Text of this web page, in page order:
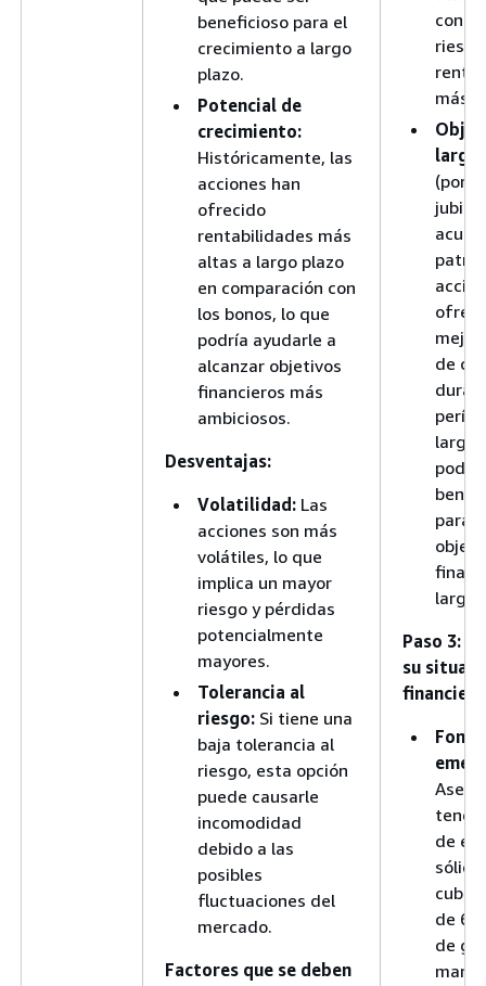
beneficioso para el
crecimiento a largo
plazo.
Potencial de
crecimiento:
Históricamente, las
acciones han
ofrecido
rentabilidades más
altas a largo plazo
en comparación con
los bonos, lo que
podría ayudarle a
alcanzar objetivos
financieros más
ambiciosos.
Desventajas:
Volatilidad: Las
acciones son más
volátiles, lo que
implica un mayor
riesgo y pérdidas
potencialmente
mayores.
Tolerancia al
riesgo: Si tiene una
baja tolerancia al
riesgo, esta opción
puede causarle
incomodidad
debido a las
posibles
fluctuaciones del
mercado.
Factores que se deben
con
más
largo
(por
mejor
de
para
largo
Paso 3:
su
tener
de
cubrir
de 6
de